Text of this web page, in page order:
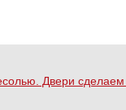
Двери